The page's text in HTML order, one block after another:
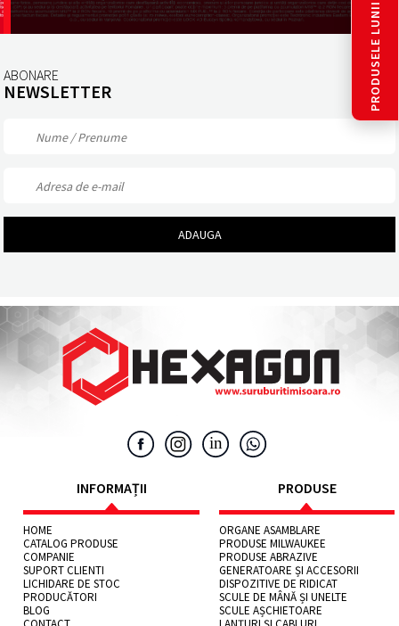
ABONARE
NEWSLETTER
INFORMAȚII
HOME
CATALOG PRODUSE
COMPANIE
SUPORT CLIENTI
LICHIDARE DE STOC
PRODUCĂTORI
BLOG
PRODUSE
ORGANE ASAMBLARE
PRODUSE MILWAUKEE
PRODUSE ABRAZIVE
GENERATOARE ȘI ACCESORII
DISPOZITIVE DE RIDICAT
SCULE DE MÂNĂ ȘI UNELTE
SCULE AȘCHIETOARE
PRODUSELE LUNII